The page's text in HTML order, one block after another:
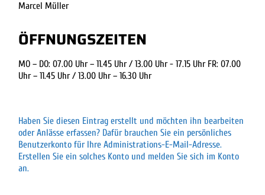
Marcel Müller
ÖFFNUNGSZEITEN
MO – DO: 07.00 Uhr – 11.45 Uhr / 13.00 Uhr - 17.15 Uhr FR: 07.00
Uhr – 11.45 Uhr / 13.00 Uhr – 16.30 Uhr
Haben Sie diesen Eintrag erstellt und möchten ihn bearbeiten
oder Anlässe erfassen? Dafür brauchen Sie ein persönliches
Benutzerkonto für Ihre Administrations-E-Mail-Adresse.
Erstellen Sie ein solches Konto und melden Sie sich im Konto
an.